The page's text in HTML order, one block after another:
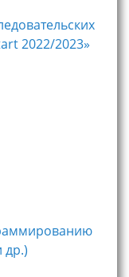
2022/2023»
др.)